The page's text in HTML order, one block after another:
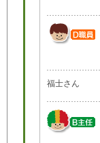
福士さん